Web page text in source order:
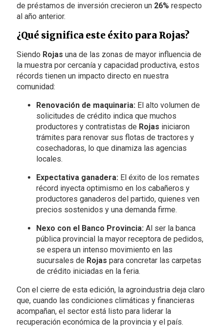
de préstamos de inversión crecieron un 26% respecto
al año anterior.
¿Qué significa este éxito para Rojas?
Siendo Rojas una de las zonas de mayor influencia de
la muestra por cercanía y capacidad productiva, estos
récords tienen un impacto directo en nuestra
comunidad:
Renovación de maquinaria: El alto volumen de
solicitudes de crédito indica que muchos
productores y contratistas de Rojas iniciaron
trámites para renovar sus flotas de tractores y
cosechadoras, lo que dinamiza las agencias
locales.
Expectativa ganadera: El éxito de los remates
récord inyecta optimismo en los cabañeros y
productores ganaderos del partido, quienes ven
precios sostenidos y una demanda firme.
Nexo con el Banco Provincia: Al ser la banca
pública provincial la mayor receptora de pedidos,
se espera un intenso movimiento en las
sucursales de Rojas para concretar las carpetas
de crédito iniciadas en la feria.
Con el cierre de esta edición, la agroindustria deja claro
que, cuando las condiciones climáticas y financieras
acompañan, el sector está listo para liderar la
recuperación económica de la provincia y el país.